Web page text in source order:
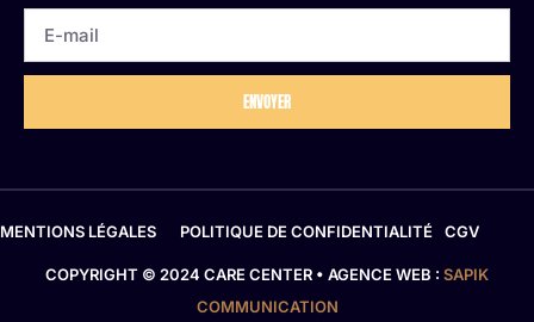
ENVOYER
COPYRIGHT © 2024 CARE CENTER • AGENCE WEB : SAPIK
COMMUNICATION
MENTIONS LÉGALES POLITIQUE DE CONFIDENTIALITÉ CGV